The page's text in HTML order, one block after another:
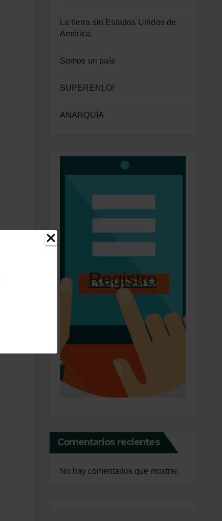
La tierra sin Estados Unidos de
América.
Somos un paìs
SUPERENLO!
ANARQUÍA
Registro
Comentarios recientes
No hay comentarios que mostrar.